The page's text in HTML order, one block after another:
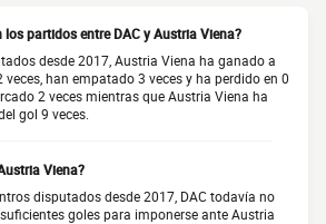
los partidos entre DAC y Austria Viena?
desde 2017, Austria Viena ha ganado a
veces, han empatado 3 veces y ha perdido en 0
2 veces mientras que Austria Viena ha
gol 9 veces.
Viena?
disputados desde 2017, DAC todavía no
goles para imponerse ante Austria